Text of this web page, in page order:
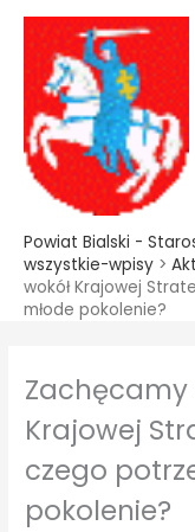
treści
Przejdź
treści
Powiat Bialski -
wszystkie-wpisy >
wokół Krajowej
młode pokolenie?
Zachęcamy
Krajowej
czego
pokolenie?